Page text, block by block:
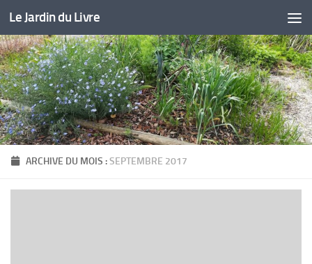
Skip to content
Le Jardin du Livre
ARCHIVE DU MOIS :SEPTEMBRE 2017